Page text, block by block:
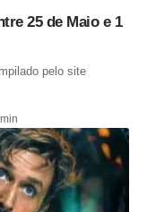
25 de Maio e 1
pelo site